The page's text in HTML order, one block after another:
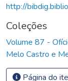
http://
Coleções
Volume 87 -
Melo Castro e
Página do